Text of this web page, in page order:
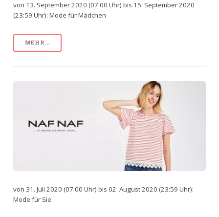
von 13. September 2020 (07:00 Uhr) bis 15. September 2020
(23:59 Uhr): Mode für Mädchen
MEHR...
von 31. Juli 2020 (07:00 Uhr) bis 02. August 2020 (23:59 Uhr):
Mode für Sie